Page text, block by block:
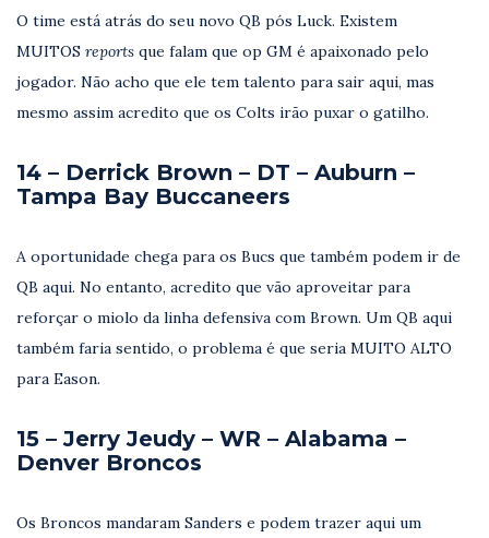
O time está atrás do seu novo QB pós Luck. Existem
MUITOS reports que falam que op GM é apaixonado pelo
jogador. Não acho que ele tem talento para sair aqui, mas
mesmo assim acredito que os Colts irão puxar o gatilho.
14 – Derrick Brown – DT – Auburn –
Tampa Bay Buccaneers
A oportunidade chega para os Bucs que também podem ir de
QB aqui. No entanto, acredito que vão aproveitar para
reforçar o miolo da linha defensiva com Brown. Um QB aqui
também faria sentido, o problema é que seria MUITO ALTO
para Eason.
15 – Jerry Jeudy – WR – Alabama –
Denver Broncos
Os Broncos mandaram Sanders e podem trazer aqui um